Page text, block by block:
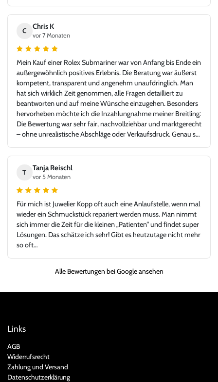
C
Chris K
vor 7 Monaten
Mein Kauf einer Rolex Submariner war von Anfang bis Ende ein
außergewöhnlich positives Erlebnis. Die Beratung war äußerst
kompetent, transparent und angenehm unaufdringlich. Man
hat sich wirklich Zeit genommen, alle Fragen detailliert zu
beantworten und auf meine Wünsche einzugehen. Besonders
hervorheben möchte ich die Inzahlungnahme meiner Breitling:
Die Bewertung war sehr fair, nachvollziehbar und marktgerecht
– ohne unrealistische Abschläge oder Verkaufsdruck. Genau so
Uhrenhandel vor. Die Rolex Submariner war in top Zustand,
exakt wie beschrieben, inklusive aller Unterlagen. Der gesamte
Ablauf – von der Bewertung über die Abwicklung bis zur
Übergabe – verlief absolut reibungslos und hochprofessionell.
Ich habe mich jederzeit gut aufgehoben gefühlt und würde hier
jederzeit wieder kaufen oder verkaufen. Ein Händler, dem man
vertrauen kann und bei dem Leidenschaft für Uhren und
Fairness gegenüber dem Kunden klar im Vordergrund stehen.
Vielen Dank für dieses großartige Kauferlebnis, und danke an
Herr Kopp!
T
Tanja Reischl
vor 5 Monaten
Für mich ist Juwelier Kopp oft auch eine Anlaufstelle, wenn mal
wieder ein Schmuckstück repariert werden muss. Man nimmt
sich immer die Zeit für die kleinen „Patienten“ und findet super
Lösungen. Das schätze ich sehr! Gibt es heutzutage nicht mehr
so oft…
Alle Bewertungen bei Google ansehen
Links
AGB
Widerrufsrecht
Zahlung und Versand
Datenschutzerklärung